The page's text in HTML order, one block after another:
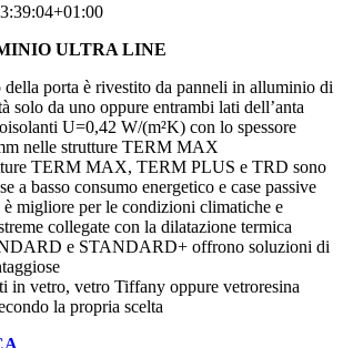
ULTRA LINE
porta è rivestito da panneli in alluminio di
solo da uno oppure entrambi lati dell’anta
U=0,42 W/(m²K) con lo spessore
nelle strutture TERM MAX
TERM MAX, TERM PLUS e TRD sono
a basso consumo energetico e case passive
migliore per le condizioni climatiche e
collegate con la dilatazione termica
e STANDARD+ offrono soluzioni di
in vetro, vetro Tiffany oppure vetroresina
la propria scelta